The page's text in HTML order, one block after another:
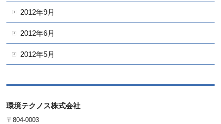
2012年9月
2012年6月
2012年5月
環境テクノス株式会社
〒804-0003